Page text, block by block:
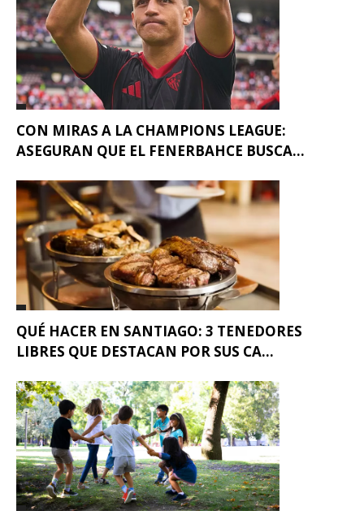
CON MIRAS A LA CHAMPIONS LEAGUE:
ASEGURAN QUE EL FENERBAHCE BUSCA...
QUÉ HACER EN SANTIAGO: 3 TENEDORES
LIBRES QUE DESTACAN POR SUS CA...